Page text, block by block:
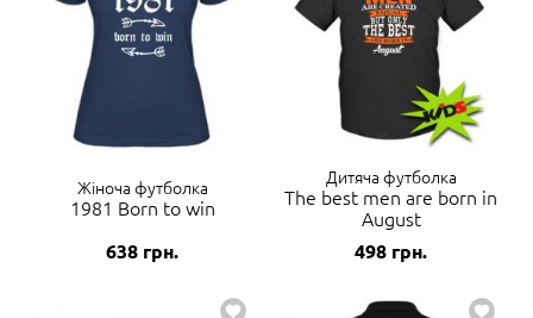
Жіноча футболка
1981 Born to win
638 грн.
Дитяча футболка
The best men are born in
August
498 грн.